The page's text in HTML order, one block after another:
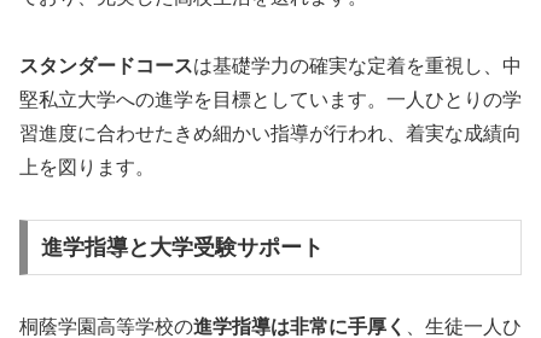
スタンダードコースは基礎学力の確実な定着を重視し、中
堅私立大学への進学を目標としています。一人ひとりの学
習進度に合わせたきめ細かい指導が行われ、着実な成績向
上を図ります。
進学指導と大学受験サポート
桐蔭学園高等学校の進学指導は非常に手厚く
、生徒一人ひ